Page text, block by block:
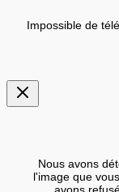
Impossible de
Nous avons
l'image que